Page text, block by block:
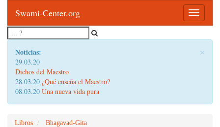
Toggle
Swami-Center.org
×
Noticias:
29.03.20
Dichos del Maestro
28.03.20 ¿Qué enseña el Maestro?
08.03.20 Una nueva vida pura
Libros
Bhagavad-Gita